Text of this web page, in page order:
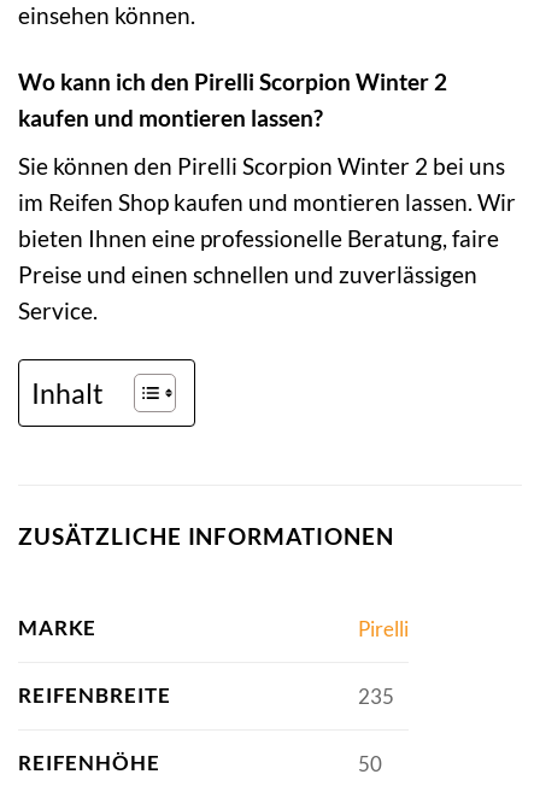
einsehen können.
Wo kann ich den Pirelli Scorpion Winter 2
kaufen und montieren lassen?
Sie können den Pirelli Scorpion Winter 2 bei uns
im Reifen Shop kaufen und montieren lassen. Wir
bieten Ihnen eine professionelle Beratung, faire
Preise und einen schnellen und zuverlässigen
Service.
Inhalt
ZUSÄTZLICHE INFORMATIONEN
MARKE Pirelli
REIFENBREITE 235
REIFENHÖHE 50